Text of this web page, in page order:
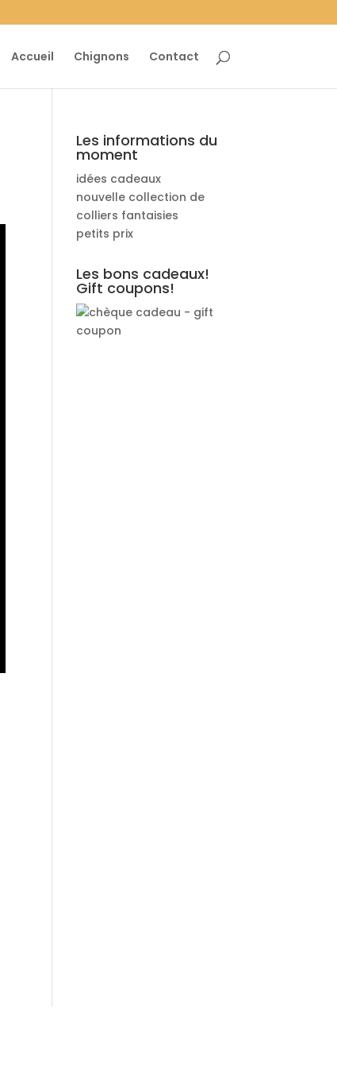
Accueil Chignons Contact
Les informations du
moment
idées cadeaux
nouvelle collection de
colliers fantaisies
petits prix
Les bons cadeaux!
Gift coupons!